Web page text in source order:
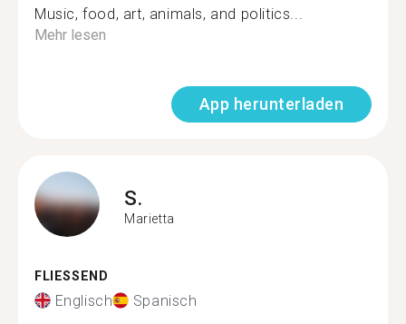
Music, food, art, animals, and politics...
Mehr lesen
App herunterladen
S.
Marietta
FLIESSEND
Englisch Spanisch